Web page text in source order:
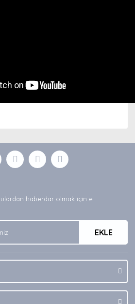
Yorum Yaz
iletebilirsiniz.
için teşekkür ederiz.
eksik bilgiler bulunuyor.
bulunuyor.
alternatifler olmalı.
haberdar olmak için e-
EKLE